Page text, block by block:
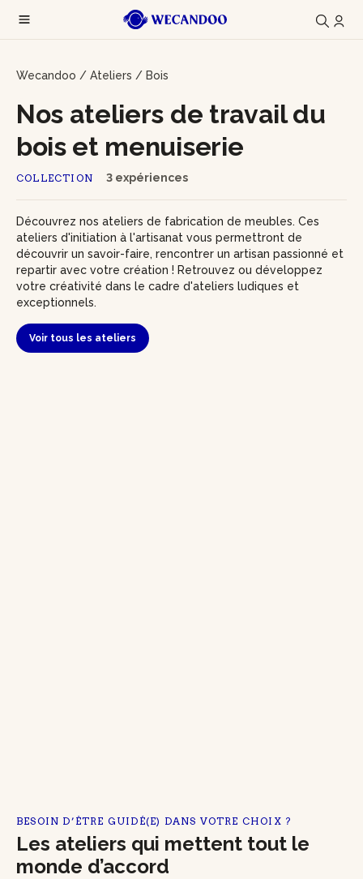
Wecandoo / Ateliers / Bois
COLLECTION 3 expériences
Nos ateliers de travail du
bois et menuiserie
Découvrez nos ateliers de fabrication de meubles. Ces
ateliers d'initiation à l'artisanat vous permettront de
découvrir un savoir-faire, rencontrer un artisan passionné et
repartir avec votre création ! Retrouvez ou développez
votre créativité dans le cadre d'ateliers ludiques et
exceptionnels.
Voir tous les ateliers
BESOIN D’ÊTRE GUIDÉ(E) DANS VOTRE CHOIX ?
Les ateliers qui mettent tout le
monde d’accord